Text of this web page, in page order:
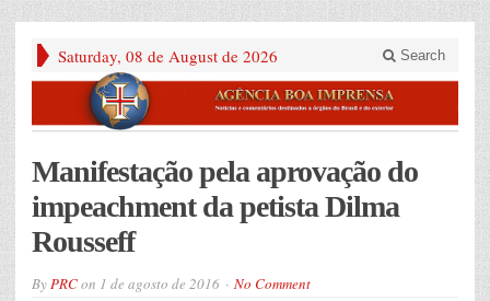
Saturday, 08 de August de 2026 Search
Manifestação pela aprovação do
impeachment da petista Dilma
Rousseff
ByPRCon 1 de agosto de 2016 No Comment